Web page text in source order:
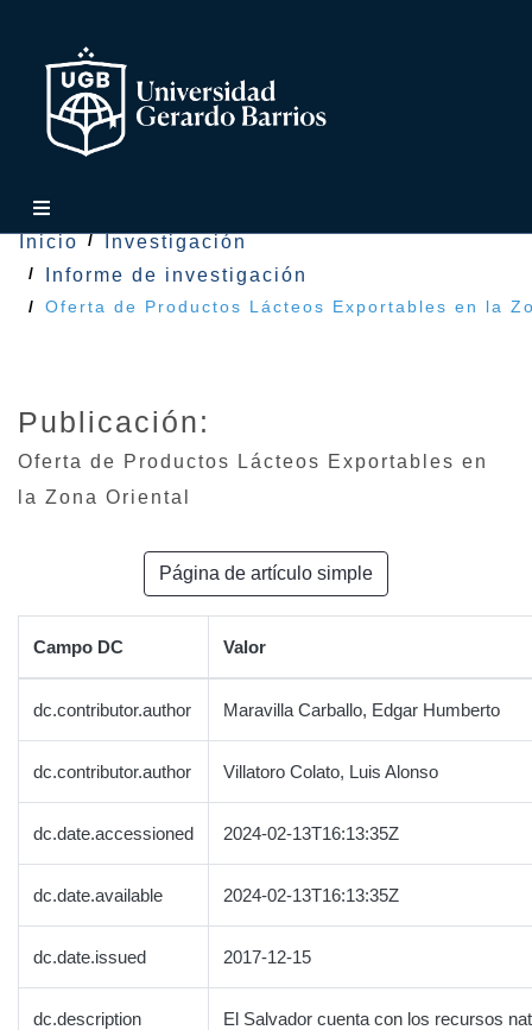
Inicio
Investigación
Informe de investigación
Oferta de Productos Lácteos Exportables en la
Publicación:
Oferta de Productos Lácteos Exportables en
la Zona Oriental
Página de artículo simple
Campo DC Valor
dc.contributor.author Maravilla Carballo, Edgar Humberto
dc.contributor.author Villatoro Colato, Luis Alonso
dc.date.accessioned 2024-02-13T16:13:35Z
dc.date.available 2024-02-13T16:13:35Z
dc.date.issued 2017-12-15
dc.description
El Salvador cuenta con los recursos